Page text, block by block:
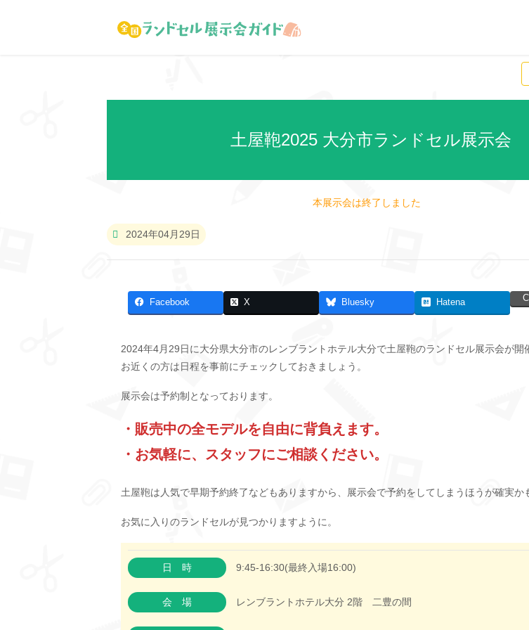
土屋鞄2025 大分市ランドセル展示会
本展示会は終了しました
2024年04月29日
Facebook X Bluesky Hatena
2024年4月29日に大分県大分市のレンブラントホテル大分で土屋鞄のランドセル展示会が開
お近くの方は日程を事前にチェックしておきましょう。
展示会は予約制となっております。
・販売中の全モデルを自由に背負えます。
・お気軽に、スタッフにご相談ください。
土屋鞄は人気で早期予約終了などもありますから、展示会で予約をしてしまうほうが確実か
お気に入りのランドセルが見つかりますように。
日時 9:45-16:30(最終入場16:00)
会場 レンブラントホテル大分 2階 二豊の間